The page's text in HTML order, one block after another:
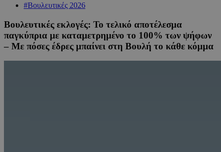
#Βουλευτικές 2026
Βουλευτικές εκλογές: Το τελικό αποτέλεσμα
παγκύπρια με καταμετρημένο το 100% των ψήφων
– Με πόσες έδρες μπαίνει στη Βουλή το κάθε κόμμα